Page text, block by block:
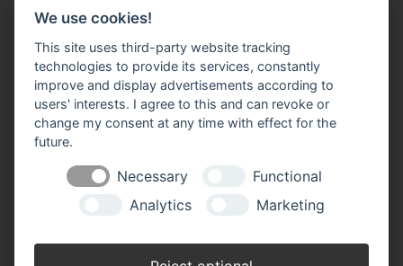
Oktober - Februar
Montag - Freitag 07.30 - 17.30 Uhr
Samstag 07.30 - 12.00 Uhr
Filiale Burbach
Ernst-Heinkel-Straße 12
Fax: 0 27 36 / 49 10 62
E-Mail: info(at)stuenn-baustoffe.de
März - September
We use cookies!
This site uses third-party website tracking
technologies to provide its services, constantly
improve and display advertisements according to
users' interests. I agree to this and can revoke or
change my consent at any time with effect for the
future.
Necessary
Functional
Analytics
Marketing